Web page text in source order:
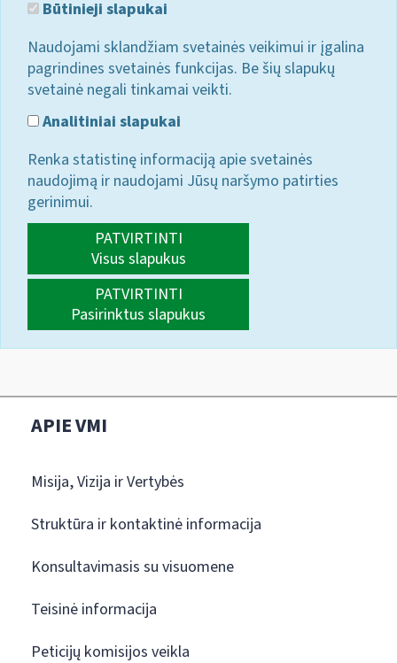
Būtinieji slapukai
Naudojami sklandžiam svetainės veikimui ir įgalina
pagrindines svetainės funkcijas. Be šių slapukų
svetainė negali tinkamai veikti.
Analitiniai slapukai
Renka statistinę informaciją apie svetainės
naudojimą ir naudojami Jūsų naršymo patirties
gerinimui.
PATVIRTINTI
Visus slapukus
PATVIRTINTI
Pasirinktus slapukus
APIE VMI
Misija, Vizija ir Vertybės
Struktūra ir kontaktinė informacija
Konsultavimasis su visuomene
Teisinė informacija
Peticijų komisijos veikla